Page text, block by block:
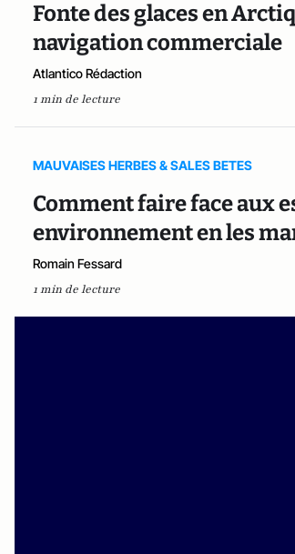
Fonte des glaces en
navigation commerciale
Atlantico Rédaction
1 min de lecture
MAUVAISES HERBES & SALES BETES
Comment faire face aux
environnement en les
Romain Fessard
1 min de lecture